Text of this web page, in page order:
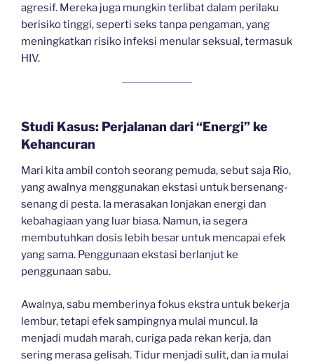
agresif. Mereka juga mungkin terlibat dalam perilaku
berisiko tinggi, seperti seks tanpa pengaman, yang
meningkatkan risiko infeksi menular seksual, termasuk
HIV.
Studi Kasus: Perjalanan dari “Energi” ke
Kehancuran
Mari kita ambil contoh seorang pemuda, sebut saja Rio,
yang awalnya menggunakan ekstasi untuk bersenang-
senang di pesta. Ia merasakan lonjakan energi dan
kebahagiaan yang luar biasa. Namun, ia segera
membutuhkan dosis lebih besar untuk mencapai efek
yang sama. Penggunaan ekstasi berlanjut ke
penggunaan sabu.
Awalnya, sabu memberinya fokus ekstra untuk bekerja
lembur, tetapi efek sampingnya mulai muncul. Ia
menjadi mudah marah, curiga pada rekan kerja, dan
sering merasa gelisah. Tidur menjadi sulit, dan ia mulai